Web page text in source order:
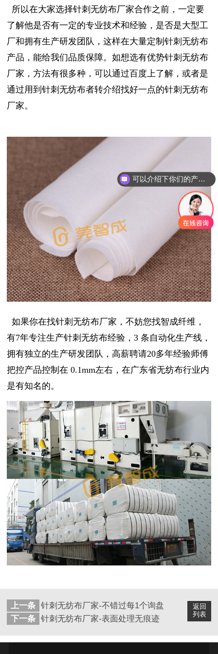
所以在大家选择针刺无纺布厂家合作之前，一定要
了解他是否有一定的专业技术和经验，是否是大型工
厂和拥有生产研发团队，这样在大量定制针刺无纺布
产品，能给我们品质保障。如想选有优势针刺无纺布
厂家，方法有很多种，可以通过百度上了解，或者是
通过用到针刺无纺布者转介绍找好一点的针刺无纺布
厂家。
如果你在找针刺无纺布厂家，不妨您找智成纤维，
有7年专注生产针刺无纺布经验， 3 条自动化生产线，
拥有独立的生产研发团队，高薪聘请20多年经验师傅
把控产品控制在 0.1mm左右，在广东省无纺布行业内
是有知名的。
返回
列表
上一条 针刺无纺布厂家-不错过每1个询盘
下一条 针刺无纺布厂家-表面处理无痕迹
可以介绍下你们的产品么？